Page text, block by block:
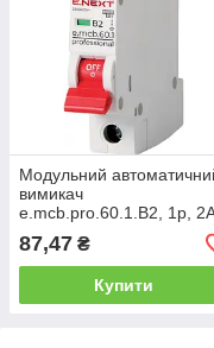
Модульний
вимикач
e.mcb.pro.60.1.B2, 1р,
В, 6кА
87,47 ₴
Купити